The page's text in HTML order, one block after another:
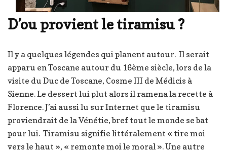
D’ou provient le tiramisu ?
Il y a quelques légendes qui planent autour. Il serait
apparu en Toscane autour du 16ème siècle, lors de la
visite du Duc de Toscane, Cosme III de Médicis à
Sienne. Le dessert lui plut alors il ramena la recette à
Florence. J’ai aussi lu sur Internet que le tiramisu
proviendrait de la Vénétie, bref tout le monde se bat
pour lui. Tiramisu signifie littéralement « tire moi
vers le haut », « remonte moi le moral ». Une autre